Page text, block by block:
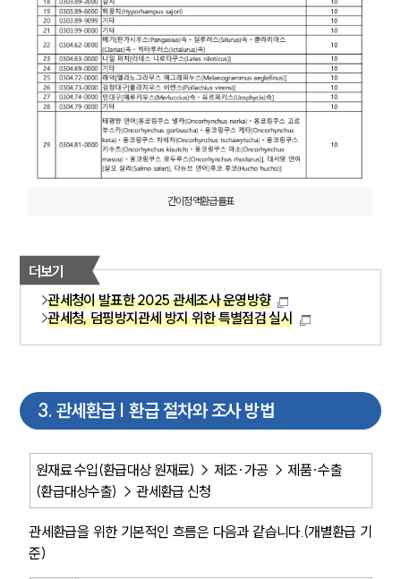
간이정액환급률표
더보기
관세청이 발표한 2025 관세조사 운영방향
관세청, 덤핑방지관세 방지 위한 특별점검 실시
3. 관세환급 | 환급 절차와 조사 방법
원재료 수입(환급대상 원재료) → 제조·가공 → 제품·수출
(환급대상수출) → 관세환급 신청
관세환급을 위한 기본적인 흐름은 다음과 같습니다.(개별환급 기
준)